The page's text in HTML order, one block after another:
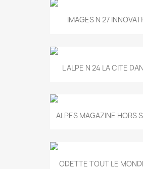
IMAGES N 27
L ALPE N 24 LA CITE
ALPES MAGAZINE HORS
ODETTE TOUT LE